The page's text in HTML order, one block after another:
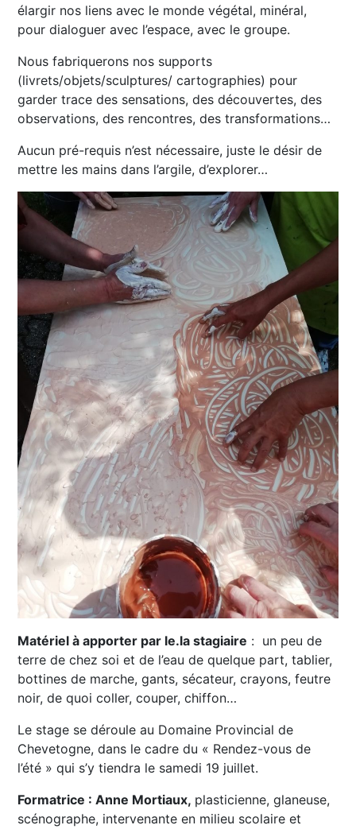
élargir nos liens avec le monde végétal, minéral,
pour dialoguer avec l’espace, avec le groupe.
Nous fabriquerons nos supports
(livrets/objets/sculptures/ cartographies) pour
garder trace des sensations, des découvertes, des
observations, des rencontres, des transformations…
Aucun pré-requis n’est nécessaire, juste le désir de
mettre les mains dans l’argile, d’explorer…
Matériel à apporter par le.la stagiaire : un peu de
terre de chez soi et de l’eau de quelque part, tablier,
bottines de marche, gants, sécateur, crayons, feutre
noir, de quoi coller, couper, chiffon…
Le stage se déroule au Domaine Provincial de
Chevetogne, dans le cadre du « Rendez-vous de
l’été » qui s’y tiendra le samedi 19 juillet.
Formatrice : Anne Mortiaux, plasticienne, glaneuse,
scénographe, intervenante en milieu scolaire et